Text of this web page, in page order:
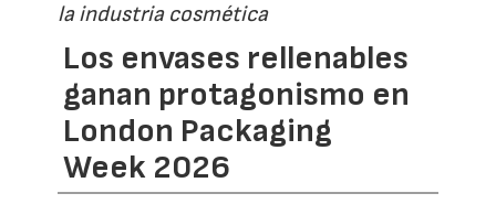
la industria cosmética
Los envases rellenables
ganan protagonismo en
London Packaging
Week 2026